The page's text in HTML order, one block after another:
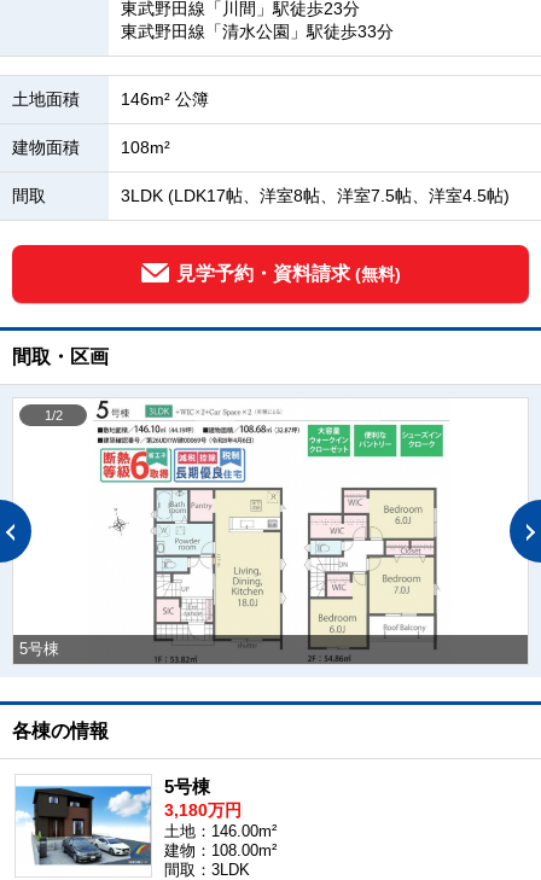
東武野田線「川間」駅徒歩23分
東武野田線「清水公園」駅徒歩33分
土地面積 146m² 公簿
建物面積 108m²
間取 3LDK (LDK17帖、洋室8帖、洋室7.5帖、洋室4.5帖)
見学予約・資料請求 (無料)
間取・区画
5号棟
1/2
各棟の情報
5号棟
3,180万円
土地：146.00m²
建物：108.00m²
間取：3LDK